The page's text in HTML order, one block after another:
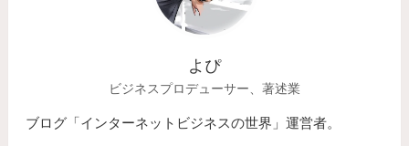
よぴ
ビジネスプロデューサー、著述業
ブログ「インターネットビジネスの世界」運営者。